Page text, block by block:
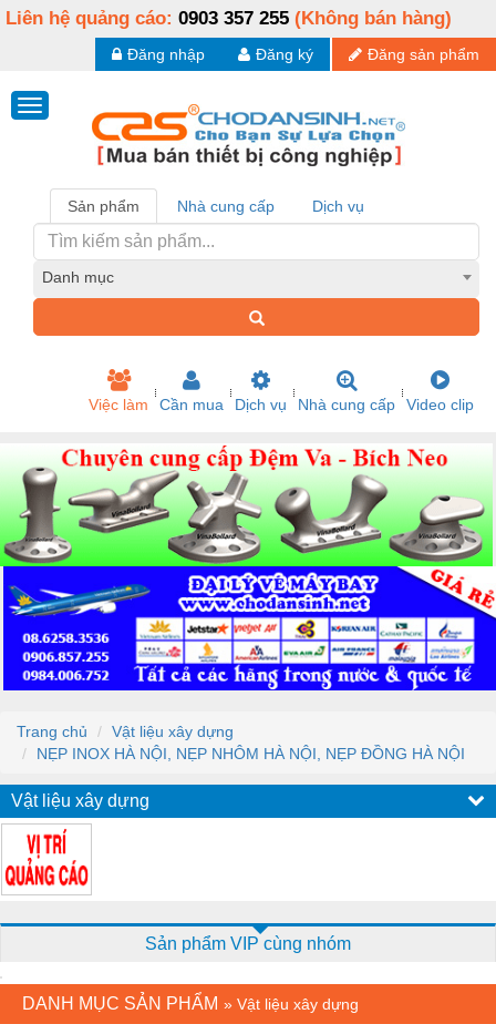
Liên hệ quảng cáo: 0903 357 255 (Không bán hàng)
Đăng sản phẩm
Đăng ký
Đăng nhập
Sản phẩm Nhà cung cấp Dịch vụ
Danh mục
Việc làm Cần mua Dịch vụ Nhà cung cấp Video clip
Trang chủ
Vật liệu xây dựng
NẸP INOX HÀ NỘI, NẸP NHÔM HÀ NỘI, NẸP ĐỒNG HÀ NỘI
Vật liệu xây dựng
Sản phẩm VIP cùng nhóm
DANH MỤC SẢN PHẨM » Vật liệu xây dựng